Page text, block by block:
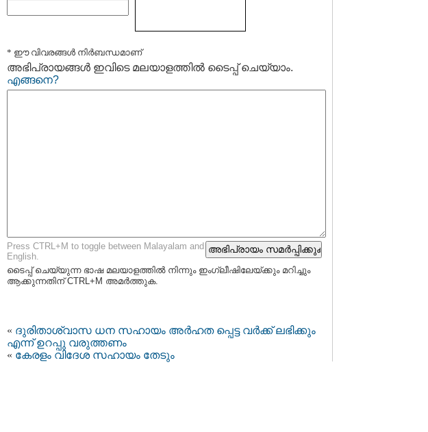
* ഈ വിവരങ്ങള്‍ നിര്‍ബന്ധമാണ്
അഭിപ്രായങ്ങള്‍ ഇവിടെ മലയാളത്തില്‍ ടൈപ്പ് ചെയ്യാം.
എങ്ങനെ?
Press CTRL+M to toggle between Malayalam and
English.
ടൈപ്പ്‌ ചെയ്യുന്ന ഭാഷ മലയാളത്തില്‍ നിന്നും ഇംഗ്ലീഷിലേയ്ക്കും മറിച്ചും
ആക്കുന്നതിന് CTRL+M അമര്‍ത്തുക.
« ദുരിതാശ്വാസ ധന സഹായം അർഹത പ്പെട്ട വർക്ക് ലഭിക്കും
എന്ന് ഉറപ്പു വരുത്തണം
« കേരളം വിദേശ സഹായം തേടും